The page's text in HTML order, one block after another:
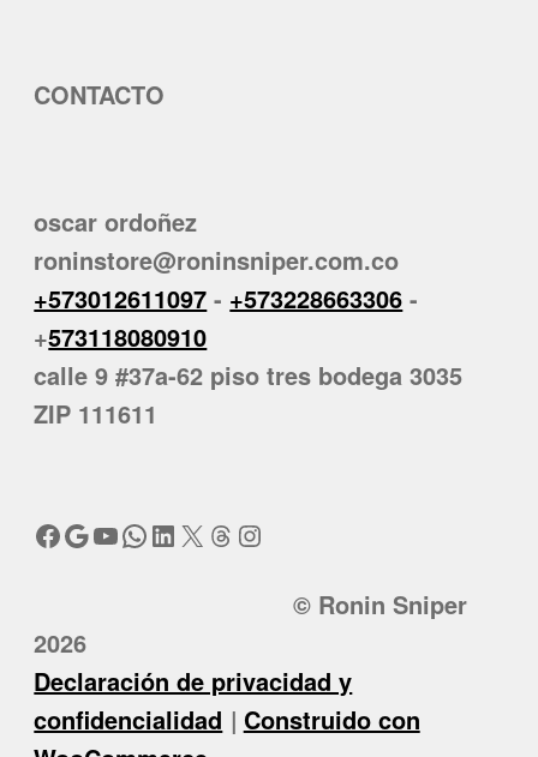
CONTACTO
oscar ordoñez
roninstore@roninsniper.com.co
+573012611097 - +573228663306 -
+573118080910
calle 9 #37a-62 piso tres bodega 3035
ZIP 111611
Facebook
Google
YouTube
WhatsApp
LinkedIn
X Threads
Instagram
© Ronin Sniper
2026
Declaración de privacidad y
confidencialidad
Construido con